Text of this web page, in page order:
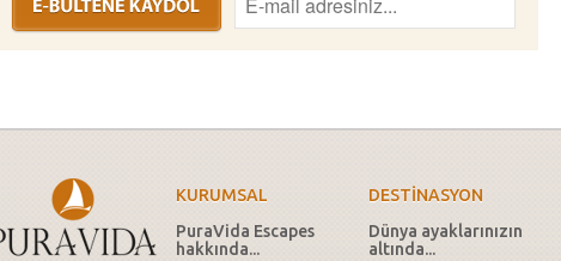
KURUMSAL
PuraVida Escapes
hakkında...
DESTİNASYON
Dünya ayaklarınızın
altında...